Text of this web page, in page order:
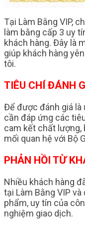
Tại Làm Bằng VIP,
làm bằng cấp 3 uy
khách hàng. Đây là
giúp khách hàng
tôi.
TIÊU CHÍ ĐÁNH
Để được đánh giá là
cần đáp ứng các
cam kết chất lượng,
mối quan hệ với Bộ
PHẢN HỒI TỪ
Nhiều khách hàng
tại Làm Bằng VIP
phẩm, uy tín của
nghiệm giao dịch.